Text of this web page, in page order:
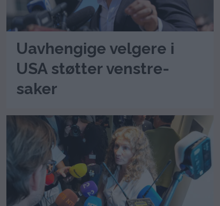
Uavhengige velgere i
USA støtter venstre-
saker